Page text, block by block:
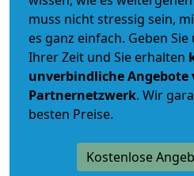
muss nicht stressig sein,
es ganz einfach. Geben
Ihrer Zeit und Sie erhalten
unverbindlicheAngebote
Partnernetzwerk. Wir
besten Preise.
Kostenlose